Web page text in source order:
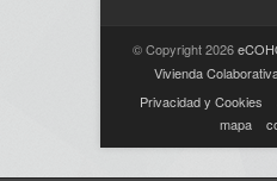
© Copyright 2026
Vivienda
Privacidad y Cookies
mapa